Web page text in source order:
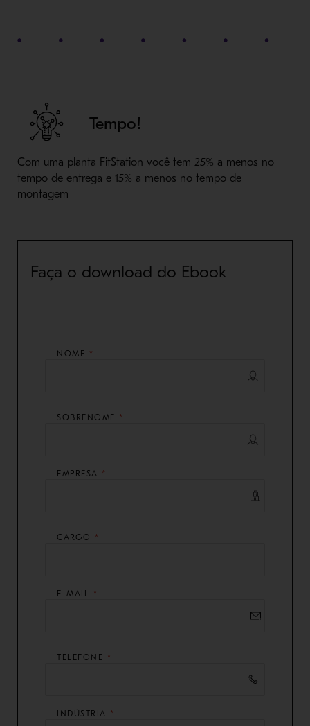
Tempo!
Com uma planta FitStation você tem 25% a menos no
tempo de entrega e 15% a menos no tempo de
montagem
Faça o download do Ebook